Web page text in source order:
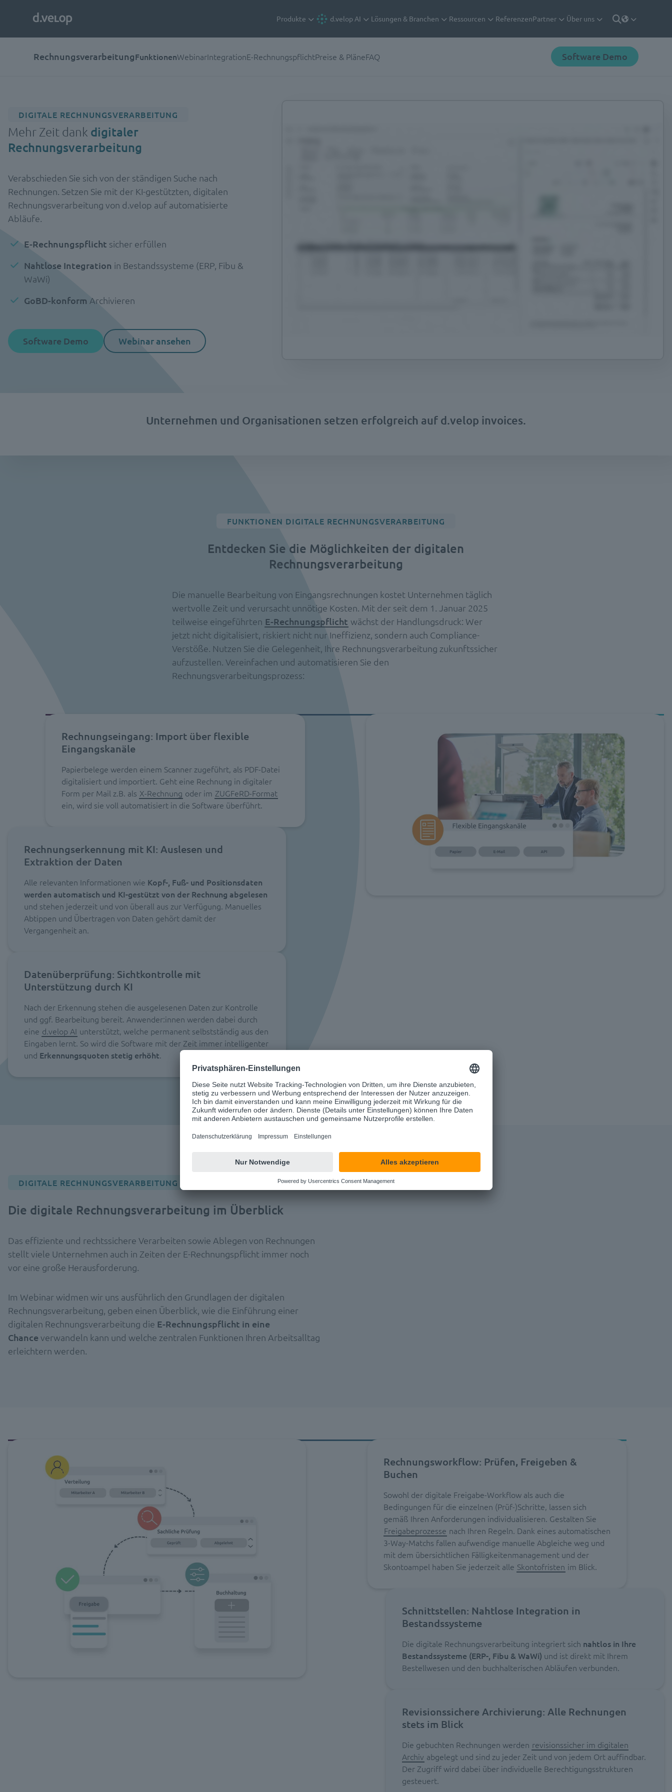
Produkte d.velop AI Lösungen & Branchen Ressourcen ReferenzenPartner Über uns Deutsch
Rechnungsverarbeitung Software Demo
FunktionenWebinarIntegrationE-RechnungspflichtPreise & PläneFAQ
DIGITALE RECHNUNGSVERARBEITUNG
Mehr Zeit dank digitaler
Rechnungsverarbeitung
Verabschieden Sie sich von der ständigen Suche nach
Rechnungen. Setzen Sie mit der KI-gestützten, digitalen
Rechnungsverarbeitung von d.velop auf automatisierte
Abläufe.
E-Rechnungspflicht sicher erfüllen
Nahtlose Integration in Bestandssysteme (ERP, Fibu &
WaWi)
GoBD-konform Archivieren
Software Demo Webinar ansehen
Unternehmen und Organisationen setzen erfolgreich auf d.velop invoices.
FUNKTIONEN DIGITALE RECHNUNGSVERARBEITUNG
Entdecken Sie die Möglichkeiten der digitalen
Rechnungsverarbeitung
Die manuelle Bearbeitung von Eingangsrechnungen kostet Unternehmen täglich
wertvolle Zeit und verursacht unnötige Kosten. Mit der seit dem 1. Januar 2025
teilweise eingeführten E-Rechnungspflicht wächst der Handlungsdruck: Wer
jetzt nicht digitalisiert, riskiert nicht nur Ineffizienz, sondern auch Compliance-
Verstöße. Nutzen Sie die Gelegenheit, Ihre Rechnungsverarbeitung zukunftssicher
aufzustellen. Vereinfachen und automatisieren Sie den
Rechnungsverarbeitungsprozess:
Rechnungseingang: Import über flexible
Eingangskanäle
Papierbelege werden einem Scanner zugeführt, als PDF-Datei
digitalisiert und importiert. Geht eine Rechnung in digitaler
Form per Mail z.B. als X-Rechnung oder im ZUGFeRD-Format
ein, wird sie voll automatisiert in die Software überführt.
Rechnungserkennung mit KI: Auslesen und
Extraktion der Daten
Alle relevanten Informationen wie Kopf-, Fuß- und Positionsdaten
werden automatisch und KI-gestützt von der Rechnung abgelesen
und stehen jederzeit und von überall aus zur Verfügung. Manuelles
Abtippen und Übertragen von Daten gehört damit der
Vergangenheit an.
Datenüberprüfung: Sichtkontrolle mit
Unterstützung durch KI
Nach der Erkennung stehen die ausgelesenen Daten zur Kontrolle
und ggf. Bearbeitung bereit. Anwender:innen werden dabei durch
eine d.velop AI unterstützt, welche permanent selbstständig aus den
Eingaben lernt. So wird die Software mit der Zeit immer intelligenter
und Erkennungsquoten stetig erhöht.
DIGITALE RECHNUNGSVERARBEITUNG WEBINAR
Die digitale Rechnungsverarbeitung im Überblick
Das effiziente und rechtssichere Verarbeiten sowie Ablegen von Rechnungen
stellt viele Unternehmen auch in Zeiten der E-Rechnungspflicht immer noch
vor eine große Herausforderung.
Im Webinar widmen wir uns ausführlich den Grundlagen der digitalen
Rechnungsverarbeitung, geben einen Überblick, wie die Einführung einer
digitalen Rechnungsverarbeitung die E-Rechnungspflicht in eine
Chance verwandeln kann und welche zentralen Funktionen Ihren Arbeitsalltag
erleichtern werden.
Rechnungsworkflow: Prüfen, Freigeben &
Buchen
Sowohl der digitale Freigabe-Workflow als auch die
Bedingungen für die einzelnen (Prüf-)Schritte, lassen sich
gemäß Ihren Anforderungen individualisieren. Gestalten Sie
Freigabeprozesse nach Ihren Regeln. Dank eines automatischen
3-Way-Matchs fallen aufwendige manuelle Abgleiche weg und
mit dem übersichtlichen Fälligkeitenmanagement und der
Skontoampel haben Sie jederzeit alle Skontofristen im Blick.
Schnittstellen: Nahtlose Integration in
Bestandssysteme
Die digitale Rechnungsverarbeitung integriert sich nahtlos in Ihre
Bestandssysteme (ERP-, Fibu & WaWi) und ist direkt mit Ihrem
Bestellwesen und den buchhalterischen Abläufen verbunden.
Revisionssichere Archivierung: Alle Rechnungen
stets im Blick
Die gebuchten Rechnungen werden revisionssicher im digitalen
Archiv abgelegt und sind zu jeder Zeit und von jedem Ort auffindbar.
Der Zugriff wird dabei über individuelle Berechtigungsstrukturen
gesteuert.